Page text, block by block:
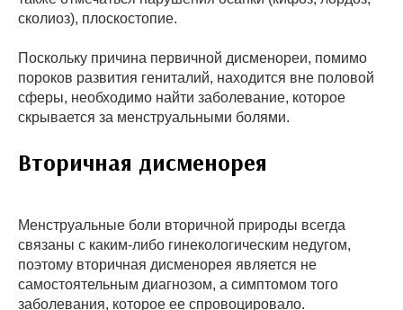
сколиоз), плоскостопие.
Поскольку причина первичной дисменореи, помимо
пороков развития гениталий, находится вне половой
сферы, необходимо найти заболевание, которое
скрывается за менструальными болями.
Вторичная дисменорея
Менструальные боли вторичной природы всегда
связаны с каким-либо гинекологическим недугом,
поэтому вторичная дисменорея является не
самостоятельным диагнозом, а симптомом того
заболевания, которое ее спровоцировало.